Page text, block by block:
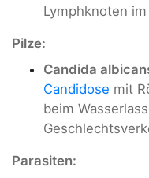
Lymphknoten
Pilze:
Candida
Candidose mit
beim
Parasiten: